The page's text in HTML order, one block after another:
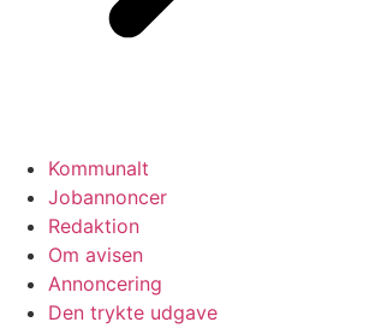
Kommunalt
Jobannoncer
Redaktion
Om avisen
Annoncering
Den trykte udgave